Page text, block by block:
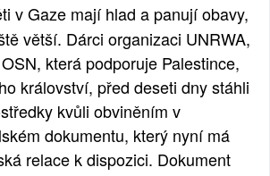
v Gaze mají hlad a panují obavy,
větší. Dárci organizaci UNRWA,
která podporuje Palestince,
království, před deseti dny stáhli
kvůli obviněním v
dokumentu, který nyní má
relace k dispozici. Dokument